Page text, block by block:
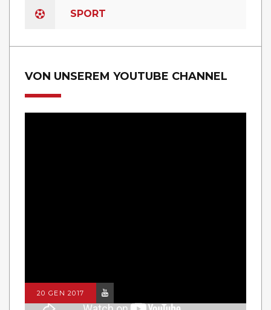
SPORT
VON UNSEREM YOUTUBE CHANNEL
20 GEN 2017